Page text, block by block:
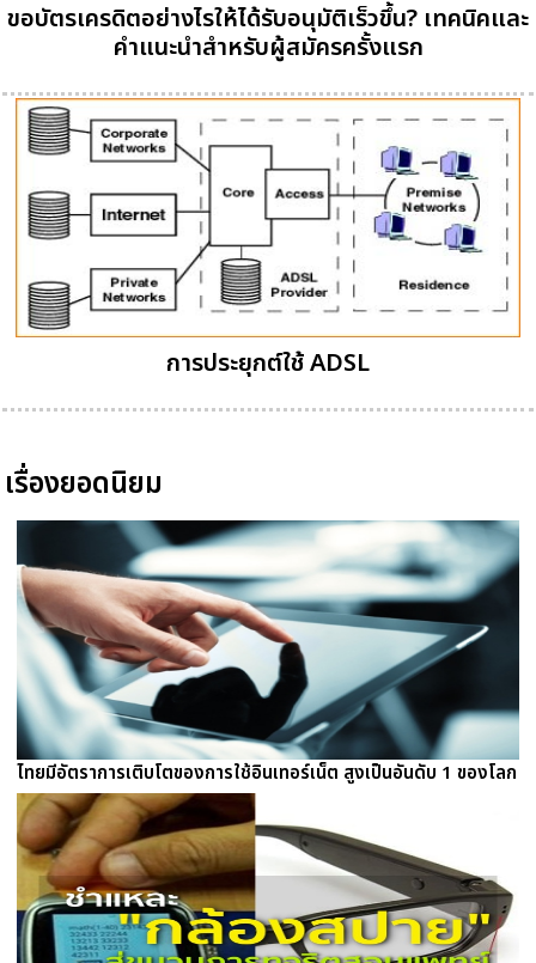
ขอบัตรเครดิตอย่างไรให้ได้รับอนุมัติเร็วขึ้น? เทคนิคและ
คำแนะนำสำหรับผู้สมัครครั้งแรก
การประยุกต์ใช้ ADSL
เรื่องยอดนิยม
ไทยมีอัตราการเติบโตของการใช้อินเทอร์เน็ต สูงเป็นอันดับ 1 ของโลก